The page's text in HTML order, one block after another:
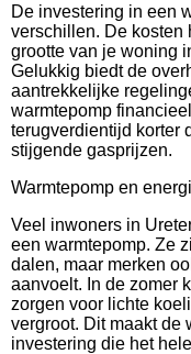
De investering in een
verschillen. De kosten
grootte van je woning
Gelukkig biedt de
aantrekkelijke
warmtepomp
terugverdientijd korter
stijgende gasprijzen.
Warmtepomp en
Veel inwoners in
een warmtepomp. Ze
dalen, maar merken
aanvoelt. In de zomer
zorgen voor lichte
vergroot. Dit maakt de
investering die het